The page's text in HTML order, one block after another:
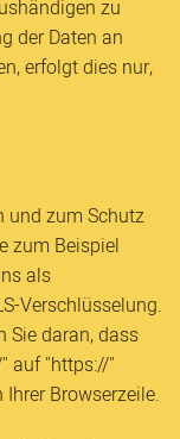
zu
der Daten an
erfolgt dies nur,
und zum Schutz
zum Beispiel
als
Verschlüsselung.
Sie daran, dass
auf "https://"
Browserzeile.